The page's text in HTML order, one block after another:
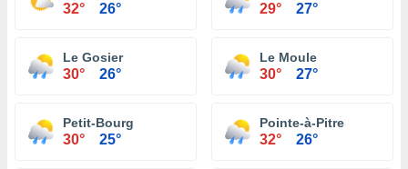
32° 26° 29° 27°
Le Gosier
30° 26°
Le Moule
30° 27°
Petit-Bourg
30° 25°
Pointe-à-Pitre
32° 26°